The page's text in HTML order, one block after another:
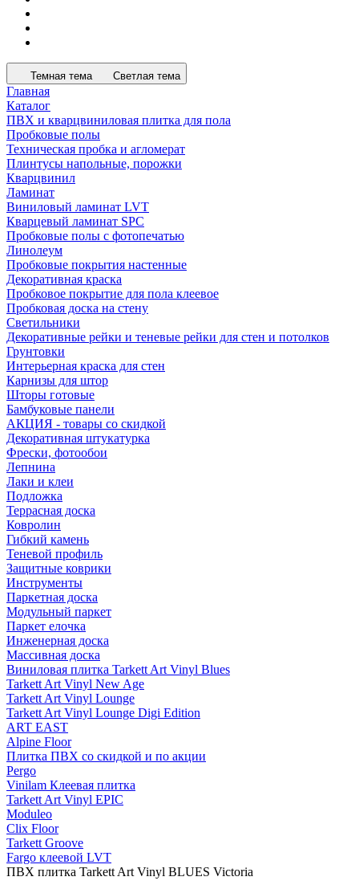
Темная тема Светлая тема
Главная
Каталог
ПВХ и кварцвиниловая плитка для пола
Пробковые полы
Техническая пробка и агломерат
Плинтусы напольные, порожки
Кварцвинил
Ламинат
Виниловый ламинат LVT
Кварцевый ламинат SPC
Пробковые полы с фотопечатью
Линолеум
Пробковые покрытия настенные
Декоративная краска
Пробковое покрытие для пола клеевое
Пробковая доска на стену
Светильники
Декоративные рейки и теневые рейки для стен и потолков
Грунтовки
Интерьерная краска для стен
Карнизы для штор
Шторы готовые
Бамбуковые панели
АКЦИЯ - товары со скидкой
Декоративная штукатурка
Фрески, фотообои
Лепнина
Лаки и клеи
Подложка
Террасная доска
Ковролин
Гибкий камень
Теневой профиль
Защитные коврики
Инструменты
Паркетная доска
Модульный паркет
Паркет елочка
Инженерная доска
Массивная доска
Виниловая плитка Tarkett Art Vinyl Blues
Tarkett Art Vinyl New Age
Tarkett Art Vinyl Lounge
Tarkett Art Vinyl Lounge Digi Edition
ART EAST
Alpine Floor
Плитка ПВХ со скидкой и по акции
Pergo
Vinilam Клеевая плитка
Tarkett Art Vinyl EPIC
Moduleo
Clix Floor
Tarkett Groove
Fargo клеевой LVT
ПВХ плитка Tarkett Art Vinyl BLUES Victoria